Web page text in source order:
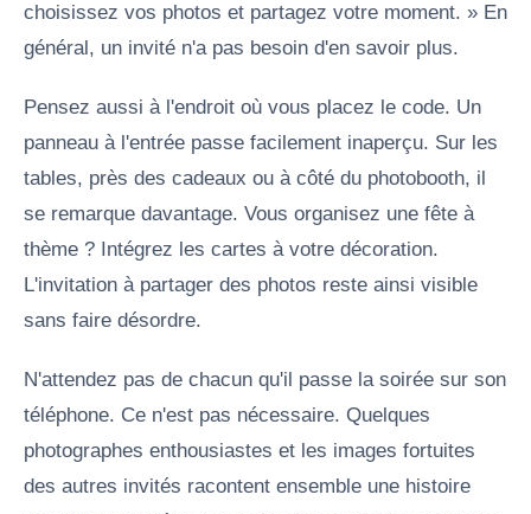
choisissez vos photos et partagez votre moment. » En
général, un invité n'a pas besoin d'en savoir plus.
Pensez aussi à l'endroit où vous placez le code. Un
panneau à l'entrée passe facilement inaperçu. Sur les
tables, près des cadeaux ou à côté du photobooth, il
se remarque davantage. Vous organisez une fête à
thème ? Intégrez les cartes à votre décoration.
L'invitation à partager des photos reste ainsi visible
sans faire désordre.
N'attendez pas de chacun qu'il passe la soirée sur son
téléphone. Ce n'est pas nécessaire. Quelques
photographes enthousiastes et les images fortuites
des autres invités racontent ensemble une histoire